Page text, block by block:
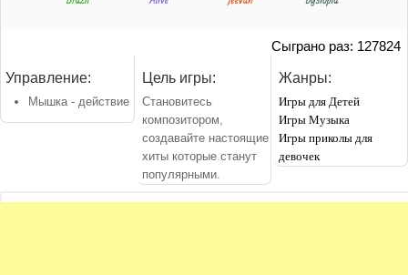
Сыграно раз: 127824
Управление:
Мышка - действие
Цель игры:
Становитесь
композитором,
создавайте настоящие
хиты которые станут
популярными.
Жанры:
Игры для Детей
Игры Музыка
Игры приколы для
девочек